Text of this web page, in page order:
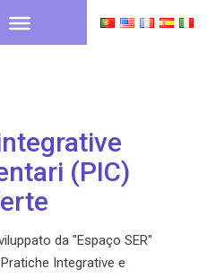
(PIC)
da "Espaço SER"
Integrative e